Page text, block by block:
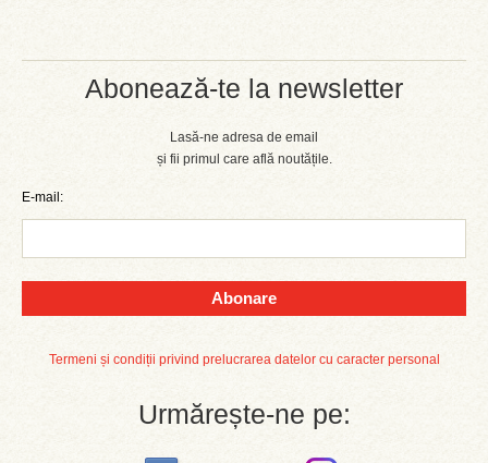
Abonează-te la newsletter
Lasă-ne adresa de email
și fii primul care află noutățile.
E-mail:
Abonare
Termeni și condiții privind prelucrarea datelor cu caracter personal
Urmărește-ne pe: